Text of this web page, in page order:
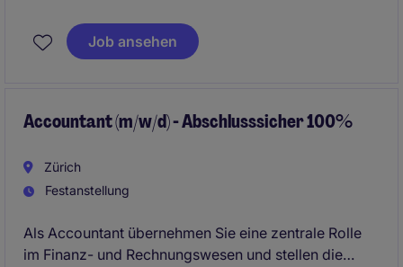
l'accompagnons dans le recrutement de son/sa
futur(e) Responsable Comptabilité et Finances (80-
Job ansehen
Accountant (m/w/d) - Abschlusssicher 100%
Zürich
Festanstellung
Als Accountant übernehmen Sie eine zentrale Rolle
im Finanz- und Rechnungswesen und stellen die